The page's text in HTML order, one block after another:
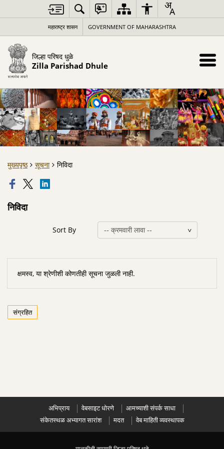
महाराष्ट्र शासन GOVERNMENT OF MAHARASHTRA
जिल्हा परिषद धुळे
Zilla Parishad Dhule
मुख्यपृष्ठ सूचना निविदा
निविदा
Sort By
क्षमस्व, या श्रेणीशी कोणतीही सूचना जुळली नाही.
संग्रहित
अभिप्राय वेबसाइट धोरणे
आमच्याशी संपर्क साधा
संकेतस्थळ अभ्यागत सारांश
मदत वेब माहिती व्यवस्थापक